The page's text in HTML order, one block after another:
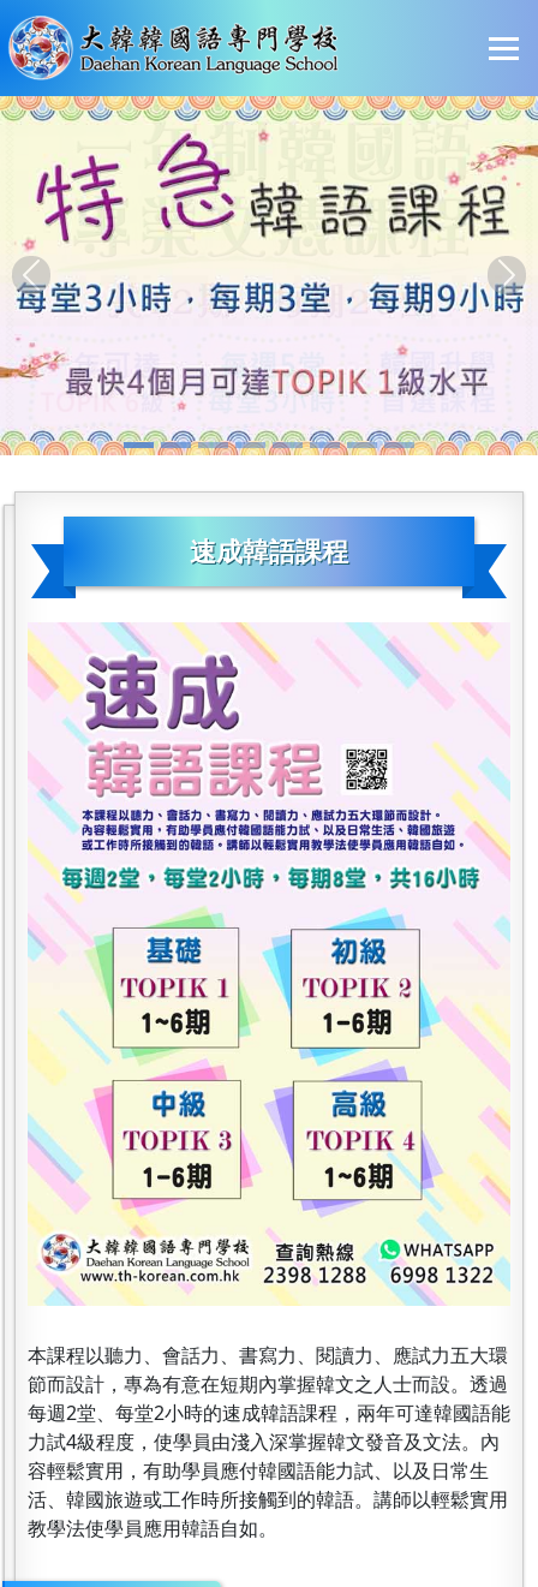
速成韓語課程
本課程以聽力、會話力、書寫力、閱讀力、應試力五大環
節而設計，專為有意在短期內掌握韓文之人士而設。透過
每週2堂、每堂2小時的速成韓語課程，兩年可達韓國語能
力試4級程度，使學員由淺入深掌握韓文發音及文法。內
容輕鬆實用，有助學員應付韓國語能力試、以及日常生
活、韓國旅遊或工作時所接觸到的韓語。講師以輕鬆實用
教學法使學員應用韓語自如。